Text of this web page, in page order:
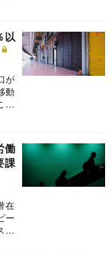
以
が
動
と
必
働
課
在
ー
ト